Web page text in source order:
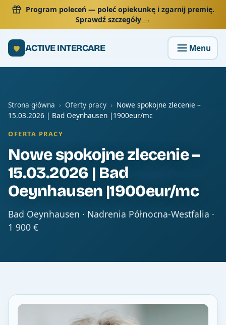
Program poleceń— poleć opiekunkę i zgarnij premię.
Sprawdź szczegóły →
ACTIVE INTERCARE
Strona główna › Oferty pracy › Nowe spokojne zlecenie –
15.03.2026 | Bad Oeynhausen |1900eur/mc
OFERTA PRACY
Nowe spokojne zlecenie –
15.03.2026 | Bad
Oeynhausen |1900eur/mc
Bad Oeynhausen · Nadrenia Północna-Westfalia ·
1 900 €